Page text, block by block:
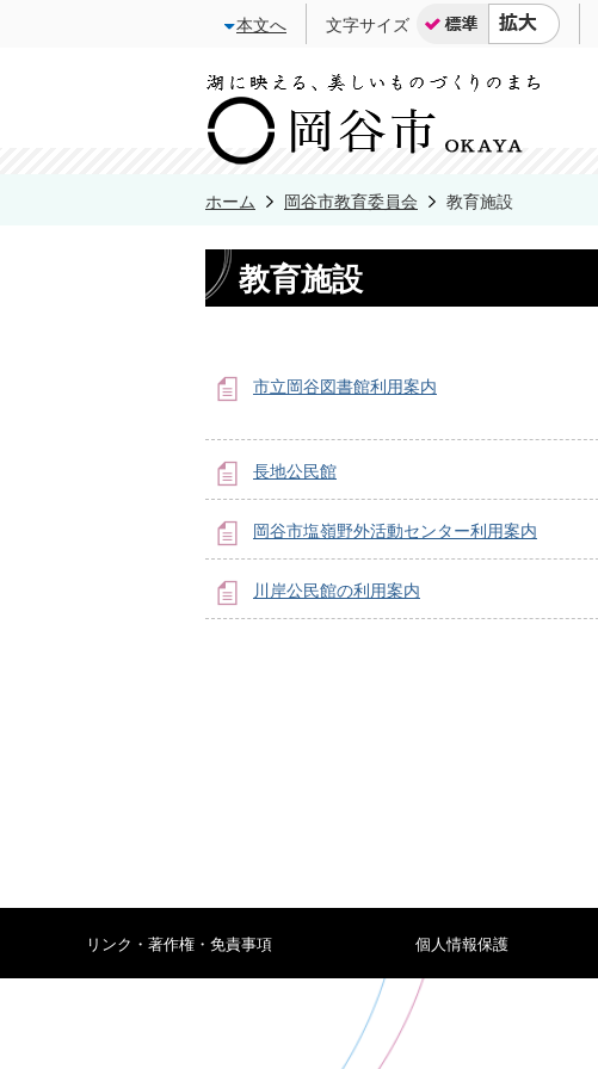
本文へ 文字サイズ
ホーム 岡谷市教育委員会 教育施設
教育施設
市立岡谷図書館利用案内
長地公民館
岡谷市塩嶺野外活動センター利用案内
川岸公民館の利用案内
リンク・著作権・免責事項 個人情報保護